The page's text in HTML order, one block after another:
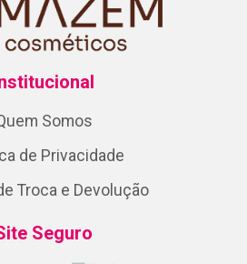
Somos
de Privacidade
Troca e Devolução
Seguro